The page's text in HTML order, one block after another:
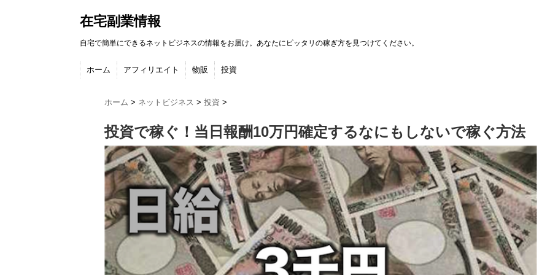
在宅副業情報
自宅で簡単にできるネットビジネスの情報をお届け。あなたにピッタリの稼ぎ方を見つけてください。
ホーム アフィリエイト 物販 投資
ホーム > ネットビジネス > 投資 >
投資で稼ぐ！当日報酬10万円確定するなにもしないで稼ぐ方法